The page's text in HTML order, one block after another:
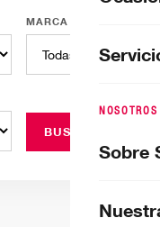
NOSOTROS
Sobre
MARCA
BUSCAR